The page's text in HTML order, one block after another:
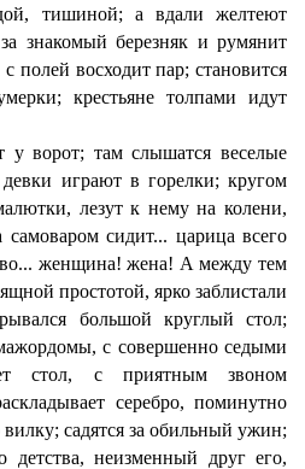
тишиной; а вдали желтеют
знакомый березняк и румянит
полей восходит пар; становится
крестьяне толпами идут
у ворот; там слышатся веселые
девки играют в горелки; кругом
лезут к нему на колени,
сидит... царица всего
женщина! жена! А между тем
простотой, ярко заблистали
большой круглый стол;
с совершенно седыми
стол, с приятным звоном
серебро, поминутно
садятся за обильный ужин;
неизменный друг его,